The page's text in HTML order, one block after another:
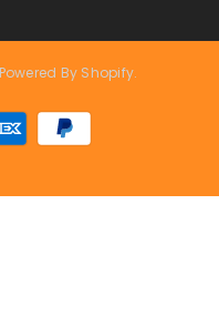
By Shopify.